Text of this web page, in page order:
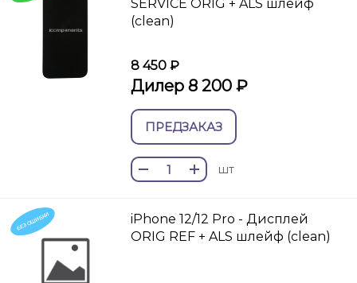
SERVICE ORIG + ALS шлейф
(clean)
8 450 ₽
Дилер 8 200 ₽
ПРЕДЗАКАЗ
шт
БЕЗ ОШИБКИ
iPhone 12/12 Pro - Дисплей
ORIG REF + ALS шлейф (clean)